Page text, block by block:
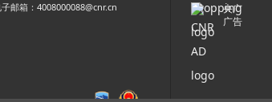
邮箱：4008000088@cnr.cn
央广
广告